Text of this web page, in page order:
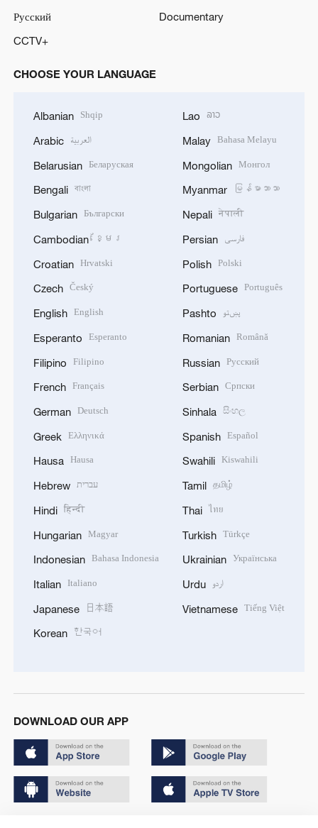
Русский
Documentary
CCTV+
CHOOSE YOUR LANGUAGE
Albanian Shqip
Arabic العربية
Belarusian Беларуская
Bengali বাংলা
Bulgarian Български
Cambodian ខ្មែរ
Croatian Hrvatski
Czech Český
English English
Esperanto Esperanto
Filipino Filipino
French Français
German Deutsch
Greek Ελληνικά
Hausa Hausa
Hebrew עברית
Hindi हिन्दी
Hungarian Magyar
Indonesian Bahasa Indonesia
Italian Italiano
Japanese 日本語
Korean 한국어
Lao ລາວ
Malay Bahasa Melayu
Mongolian Монгол
Myanmar မြန်မာဘာသာ
Nepali नेपाली
Persian فارسی
Polish Polski
Portuguese Português
Pashto پښتو
Romanian Română
Russian Русский
Serbian Српски
Sinhala සිංහල
Spanish Español
Swahili Kiswahili
Tamil தமிழ்
Thai ไทย
Turkish Türkçe
Ukrainian Українська
Urdu اردو
Vietnamese Tiếng Việt
DOWNLOAD OUR APP